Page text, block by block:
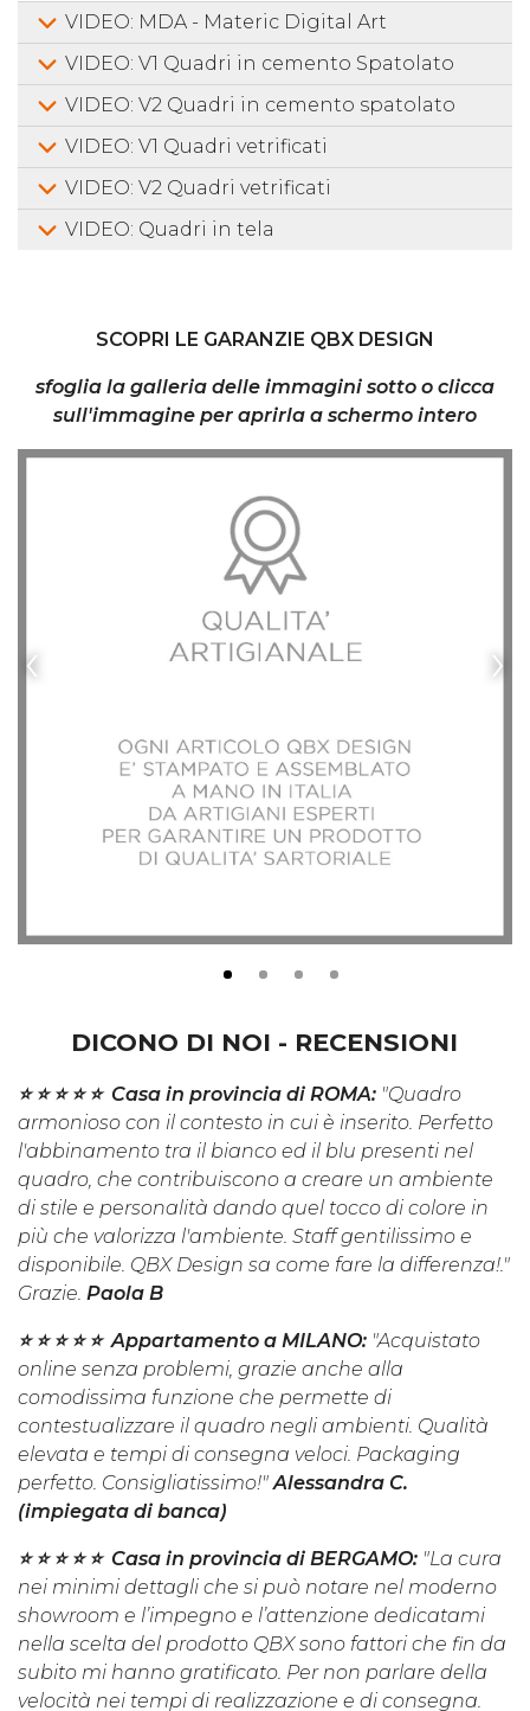
VIDEO: MDA - Materic Digital Art
VIDEO: V1 Quadri in cemento Spatolato
VIDEO: V2 Quadri in cemento spatolato
VIDEO: V1 Quadri vetrificati
VIDEO: V2 Quadri vetrificati
VIDEO: Quadri in tela
SCOPRI LE GARANZIE QBX DESIGN
sfoglia la galleria delle immagini sotto o clicca
sull'immagine per aprirla a schermo intero
‹ ›
DICONO DI NOI - RECENSIONI
⭐️ ⭐️ ⭐️ ⭐️ ⭐️ Casa in provincia di ROMA: "Quadro
armonioso con il contesto in cui è inserito. Perfetto
l'abbinamento tra il bianco ed il blu presenti nel
quadro, che contribuiscono a creare un ambiente
di stile e personalità dando quel tocco di colore in
più che valorizza l'ambiente. Staff gentilissimo e
disponibile. QBX Design sa come fare la differenza!."
Grazie. Paola B
⭐️ ⭐️ ⭐️ ⭐️ ⭐️ Appartamento a MILANO: "Acquistato
online senza problemi, grazie anche alla
comodissima funzione che permette di
contestualizzare il quadro negli ambienti. Qualità
elevata e tempi di consegna veloci. Packaging
perfetto. Consigliatissimo!"Alessandra C.
(impiegata di banca)
⭐️ ⭐️ ⭐️ ⭐️ ⭐️ Casa in provincia di BERGAMO: "La cura
nei minimi dettagli che si può notare nel moderno
showroom e l’impegno e l’attenzione dedicatami
nella scelta del prodotto QBX sono fattori che fin da
subito mi hanno gratificato. Per non parlare della
velocità nei tempi di realizzazione e di consegna.